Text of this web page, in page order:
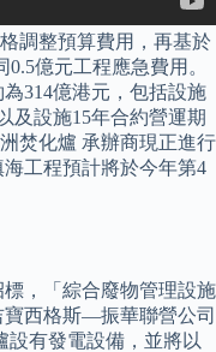
調整預算費用，再基於
億元工程應急費用。
314億港元，包括設施
及設施15年合約營運期
焚化爐 承辦商現正進行
工程預計將於今年第4
標，「綜合廢物管理設施
西格斯—振華聯營公司
設有發電設備，並將以